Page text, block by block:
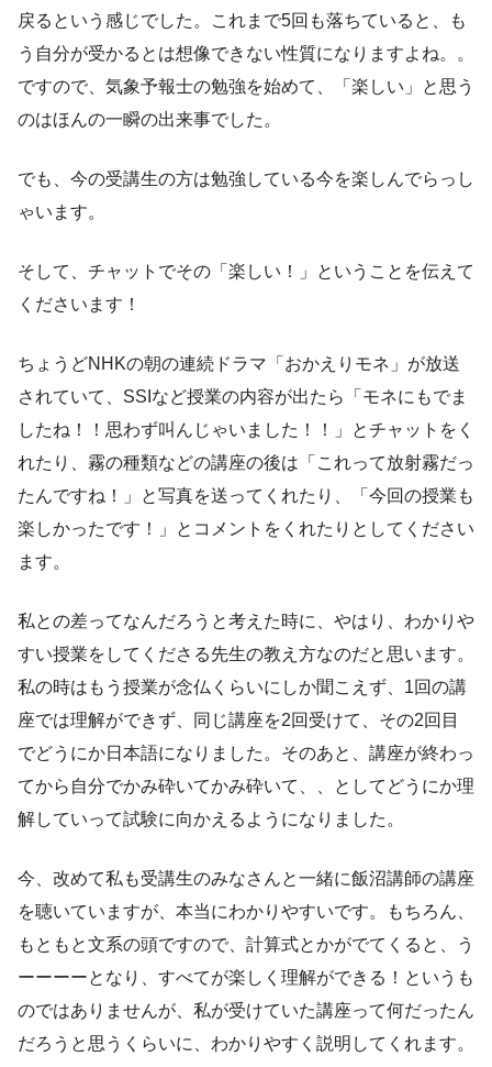
戻るという感じでした。これまで5回も落ちていると、も
う自分が受かるとは想像できない性質になりますよね。。
ですので、気象予報士の勉強を始めて、「楽しい」と思う
のはほんの一瞬の出来事でした。
でも、今の受講生の方は勉強している今を楽しんでらっし
ゃいます。
そして、チャットでその「楽しい！」ということを伝えて
くださいます！
ちょうどNHKの朝の連続ドラマ「おかえりモネ」が放送
されていて、SSIなど授業の内容が出たら「モネにもでま
したね！！思わず叫んじゃいました！！」とチャットをく
れたり、霧の種類などの講座の後は「これって放射霧だっ
たんですね！」と写真を送ってくれたり、「今回の授業も
楽しかったです！」とコメントをくれたりとしてください
ます。
私との差ってなんだろうと考えた時に、やはり、わかりや
すい授業をしてくださる先生の教え方なのだと思います。
私の時はもう授業が念仏くらいにしか聞こえず、1回の講
座では理解ができず、同じ講座を2回受けて、その2回目
でどうにか日本語になりました。そのあと、講座が終わっ
てから自分でかみ砕いてかみ砕いて、、としてどうにか理
解していって試験に向かえるようになりました。
今、改めて私も受講生のみなさんと一緒に飯沼講師の講座
を聴いていますが、本当にわかりやすいです。もちろん、
もともと文系の頭ですので、計算式とかがでてくると、う
ーーーーとなり、すべてが楽しく理解ができる！というも
のではありませんが、私が受けていた講座って何だったん
だろうと思うくらいに、わかりやすく説明してくれます。